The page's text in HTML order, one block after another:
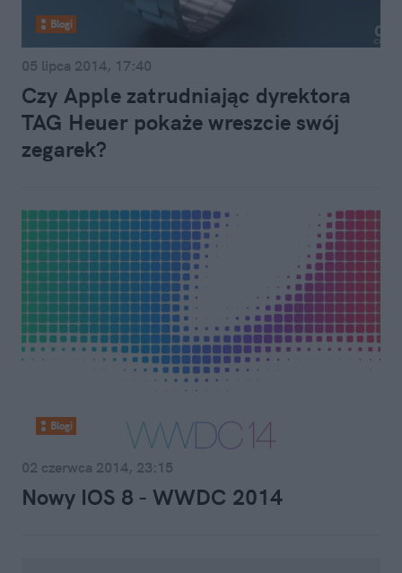
Blogi
05 lipca 2014, 17:40
Czy Apple zatrudniając dyrektora
TAG Heuer pokaże wreszcie swój
zegarek?
Blogi
02 czerwca 2014, 23:15
Nowy IOS 8 - WWDC 2014